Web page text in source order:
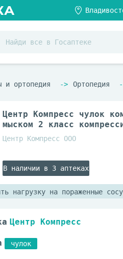
и ортопедия Ортопедия
Центр Компресс чулок
мыском 2 класс
Центр Компресс ООО
В наличии в 3 аптеках
нагрузку на пораженные
Центр Компресс
чулок